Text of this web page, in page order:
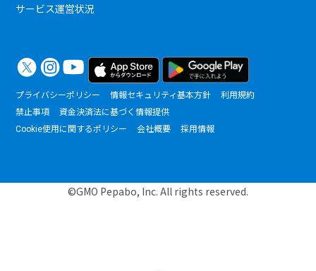
サービス運営状況
プライバシーポリシー 情報セキュリティ基本方針
利用規約
禁止事項
資金決済法に基づく情報提供
Cookie使用に関するポリシー
会社概要 採用情報
©GMO Pepabo, Inc. All rights reserved.